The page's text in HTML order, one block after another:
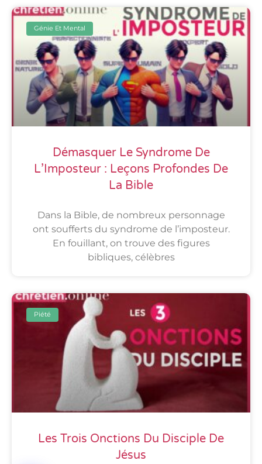
Génie Et Mental
Démasquer Le Syndrome De
L’Imposteur : Leçons Profondes De
La Bible
Dans la Bible, de nombreux personnage
ont soufferts du syndrome de l’imposteur.
En fouillant, on trouve des figures
bibliques, célèbres
Piété
Les Trois Onctions Du Disciple De
Jésus